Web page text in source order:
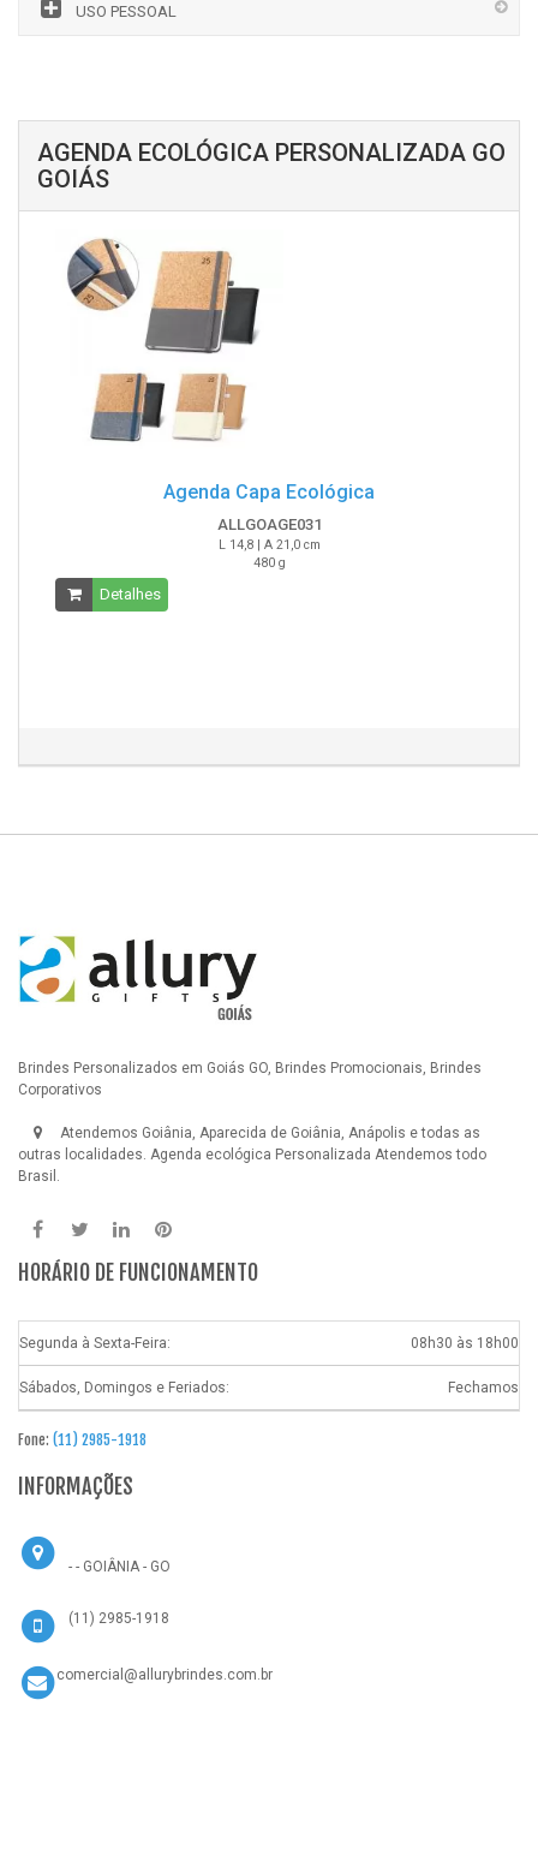
USO PESSOAL
AGENDA ECOLÓGICA PERSONALIZADA GO
GOIÁS
Agenda Capa Ecológica
ALLGOAGE031
L 14,8 | A 21,0 cm
480 g
Detalhes
Brindes Personalizados em Goiás GO, Brindes Promocionais, Brindes
Corporativos
Atendemos Goiânia, Aparecida de Goiânia, Anápolis e todas as
outras localidades. Agenda ecológica Personalizada Atendemos todo
Brasil.
HORÁRIO DE FUNCIONAMENTO
Segunda à Sexta-Feira: 08h30 às 18h00
Sábados, Domingos e Feriados: Fechamos
Fone: (11) 2985-1918
INFORMAÇÕES
- - GOIÂNIA - GO
(11) 2985-1918
comercial@allurybrindes.com.br